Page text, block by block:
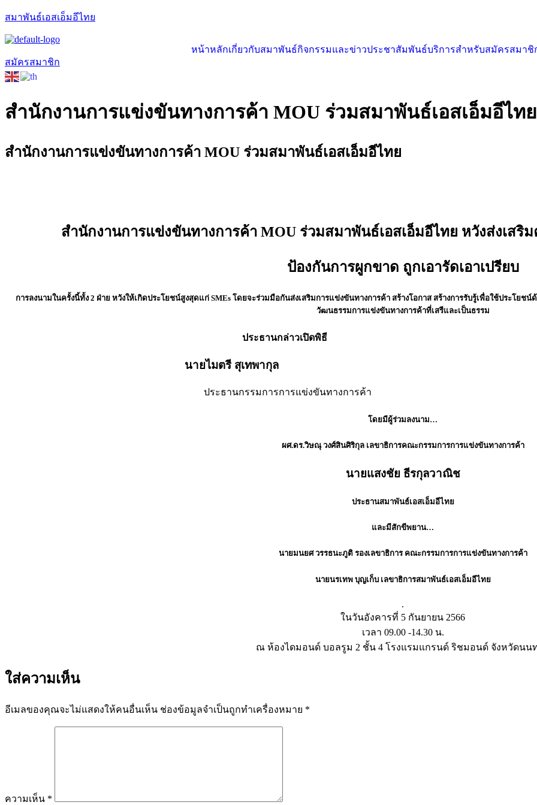
สมาพันธ์เอสเอ็มอีไทย
หน้าหลักเกี่ยวกับสมาพันธ์กิจกรรมและข่าวประชาสัมพันธ์บริการสำหรับสมัครสมา
สมัครสมาชิก
สำนักงานการแข่งขันทางการค้า MOU ร่วมสมาพันธ์เอสเอ็มอีไทย
สำนักงานการแข่งขันทางการค้า MOU ร่วมสมาพันธ์เอสเอ็มอีไทย
สำนักงานการแข่งขันทางการค้า MOU ร่วมสมาพันธ์เอสเอ็มอีไทย หวังส่งเสริ
ป้องกันการผูกขาด ถูกเอารัดเอาเปรียบ
การลงนามในครั้งนี้ทั้ง 2 ฝ่าย หวังให้เกิดประโยชน์สูงสุดแก่ SMEs โดยจะร่วมมือกันส่งเสริมการแข่งขันทางการค้า สร้างโอกาส สร้างการรับรู้เพื่อใช้ประโย
วัฒนธรรมการแข่งขันทางการค้าที่เสรีและเป็นธรรม
ประธานกล่าวเปิดพิธี
นายไมตรี สุเทพากุล
ประธานกรรมการการแข่งขันทางการค้า
โดยมีผู้ร่วมลงนาม…
ผศ.ดร.วิษณุ วงศ์สินศิริกุล เลขาธิการคณะกรรมการการแข่งขันทางการค้า
นายแสงชัย ธีรกุลวาณิช
ประธานสมาพันธ์เอสเอ็มอีไทย
และมีสักขีพยาน…
นายมนยศ วรรธนะภูติ รองเลขาธิการ คณะกรรมการการแข่งขันทางการค้า
นายนรเทพ บุญเก็บ เลขาธิการสมาพันธ์เอสเอ็มอีไทย
.
ในวันอังคารที่ 5 กันยายน 2566
เวลา 09.00 -14.30 น.
ณ ห้องไดมอนด์ บอลรูม 2 ชั้น 4 โรงแรมแกรนด์ ริชมอนด์ จังหวัดนน
ใส่ความเห็น
อีเมลของคุณจะไม่แสดงให้คนอื่นเห็น ช่องข้อมูลจำเป็นถูกทำเครื่องหมาย *
ความเห็น *